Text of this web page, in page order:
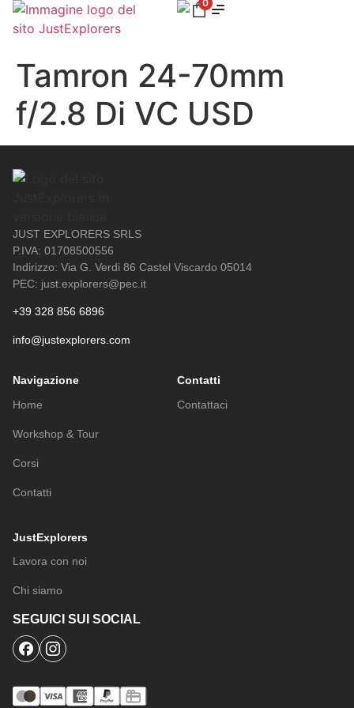
0
Tamron 24-70mm
f/2.8 Di VC USD
JUST EXPLORERS SRLS
P.IVA: 01708500556
Indirizzo: Via G. Verdi 86 Castel Viscardo 05014
PEC: just.explorers@pec.it
+39 328 856 6896
info@justexplorers.com
Navigazione
Home
Workshop & Tour
Corsi
Contatti
Contatti
Contattaci
JustExplorers
Lavora con noi
Chi siamo
SEGUICI SUI SOCIAL